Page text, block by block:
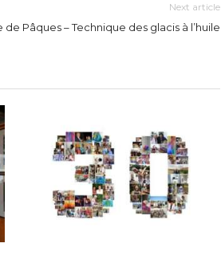
Next article
de Pâques – Technique des glacis à l’huile